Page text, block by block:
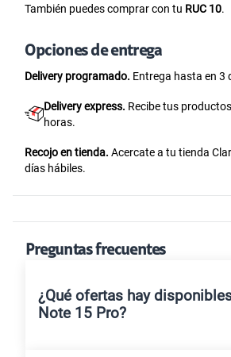
También puedes comprar con tu RUC 10.
Opciones de entrega
Delivery programado. Entrega hasta en 3
Delivery express. Recibe tus
horas.
Recojo en tienda. Acercate a tu tienda
días hábiles.
Preguntas frecuentes
¿Qué ofertas hay
Note 15 Pro?